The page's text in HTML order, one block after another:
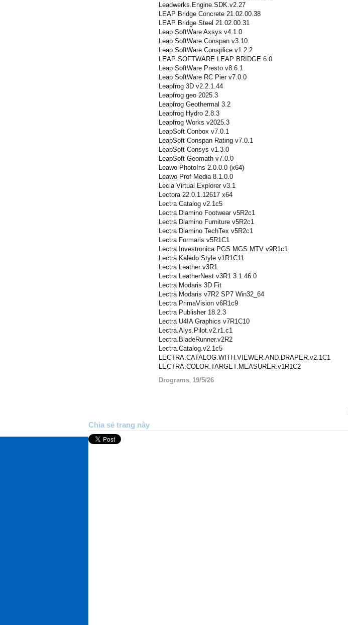
Leadwerks.Engine.SDK.v2.27
LEAP Bridge Concrete 21.02.00.38
LEAP Bridge Steel 21.02.00.31
Leap SoftWare Axsys v4.1.0
Leap SoftWare Conspan v3.10
Leap SoftWare Consplice v1.2.2
LEAP SOFTWARE LEAP BRIDGE 6.0
Leap SoftWare Presto v8.6.1
Leap SoftWare RC Pier v7.0.0
Leapfrog 3D v2.2.1.44
Leapfrog geo 2025.3
Leapfrog Geothermal 3.2
Leapfrog Hydro 2.8.3
Leapfrog Works v2025.3
LeapSoft Conbox v7.0.1
LeapSoft Conspan Rating v7.0.1
LeapSoft Consys v1.3.0
LeapSoft Geomath v7.0.0
Leawo PhotoIns 2.0.0.0 (x64)
Leawo Prof Media 8.1.0.0
Lecia Virtual Explorer v3.1
Lectora 22.0.1.12617 x64
Lectra Catalog v2.1c5
Lectra Diamino Footwear v5R2c1
Lectra Diamino Furniture v5R2c1
Lectra Diamino TechTex v5R2c1
Lectra Formaris v5R1C1
Lectra Investronica PGS MGS MTV v9R1c1
Lectra Kaledo Style v1R1C11
Lectra Leather v3R1
Lectra LeatherNest v3R1 3.1.46.0
Lectra Modaris 3D Fit
Lectra Modaris v7R2 SP7 Win32_64
Lectra PrimaVision v6R1c9
Lectra Publisher 18.2.3
Lectra U4IA Graphics v7R1C10
Lectra.Alys.Pilot.v2.r1.c1
Lectra.BladeRunner.v2R2
Lectra.Catalog.v2.1c5
LECTRA.CATALOG.WITH.VIEWER.AND.DRAPER.v2.1C1
LECTRA.COLOR.TARGET.MEASURER.v1R1C2
Drograms 19/5/26
Chia sẻ trang này